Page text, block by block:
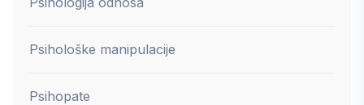
Psihološke manipulacije
Psihopate